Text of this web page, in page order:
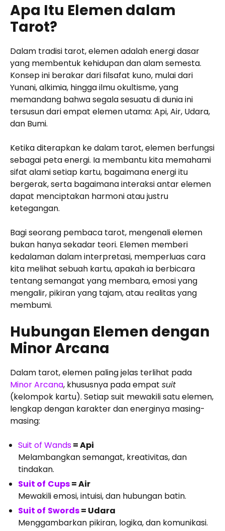
Apa Itu Elemen dalam
Tarot?
Dalam tradisi tarot, elemen adalah energi dasar
yang membentuk kehidupan dan alam semesta.
Konsep ini berakar dari filsafat kuno, mulai dari
Yunani, alkimia, hingga ilmu okultisme, yang
memandang bahwa segala sesuatu di dunia ini
tersusun dari empat elemen utama: Api, Air, Udara,
dan Bumi.
Ketika diterapkan ke dalam tarot, elemen berfungsi
sebagai peta energi. Ia membantu kita memahami
sifat alami setiap kartu, bagaimana energi itu
bergerak, serta bagaimana interaksi antar elemen
dapat menciptakan harmoni atau justru
ketegangan.
Bagi seorang pembaca tarot, mengenali elemen
bukan hanya sekadar teori. Elemen memberi
kedalaman dalam interpretasi, memperluas cara
kita melihat sebuah kartu, apakah ia berbicara
tentang semangat yang membara, emosi yang
mengalir, pikiran yang tajam, atau realitas yang
membumi.
Hubungan Elemen dengan
Minor Arcana
Dalam tarot, elemen paling jelas terlihat pada
Minor Arcana, khususnya pada empat suit
(kelompok kartu). Setiap suit mewakili satu elemen,
lengkap dengan karakter dan energinya masing-
masing:
Suit of Wands= Api
Melambangkan semangat, kreativitas, dan
tindakan.
Suit of Cups= Air
Mewakili emosi, intuisi, dan hubungan batin.
Suit of Swords= Udara
Menggambarkan pikiran, logika, dan komunikasi.